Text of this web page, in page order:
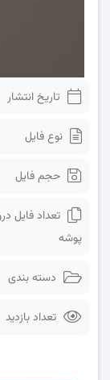
تاریخ انتشار
نوع فایل
حجم فایل
تعداد فایل
پوشه
دسته بندی
تعداد بازدید